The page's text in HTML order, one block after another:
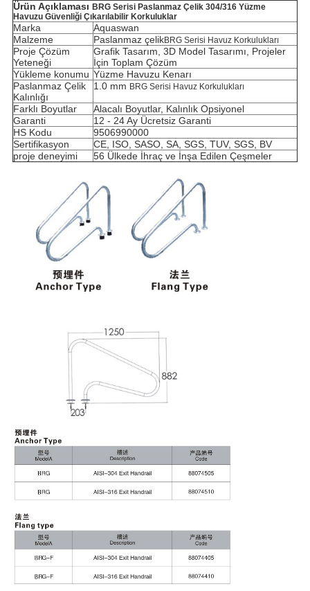
Ürün Açıklaması BRG Serisi Paslanmaz Çelik 304/316 Yüzme
Havuzu Güvenliği Çıkarılabilir Korkuluklar
Marka
Aquaswan
Malzeme
Paslanmaz çelikBRG Serisi Havuz Korkulukları
Proje Çözüm
Yeteneği
Grafik Tasarım, 3D Model Tasarımı, Projeler
İçin Toplam Çözüm
Yükleme konumu Yüzme Havuzu Kenarı
Paslanmaz Çelik
Kalınlığı
1.0 mm BRG Serisi Havuz Korkulukları
Farklı Boyutlar
Alacalı Boyutlar, Kalınlık Opsiyonel
Garanti
12 - 24 Ay Ücretsiz Garanti
HS Kodu
9506990000
Sertifikasyon
CE, ISO, SASO, SA, SGS, TUV, SGS, BV
proje deneyimi
56 Ülkede İhraç ve İnşa Edilen Çeşmeler